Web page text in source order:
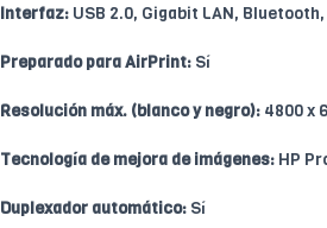
Interfaz: USB 2.0, Gigabit LAN,
Preparado para AirPrint: Sí
Resolución máx. (blanco y negro): 4800 x
Tecnología de mejora de imágenes: HP
Duplexador automático: Sí